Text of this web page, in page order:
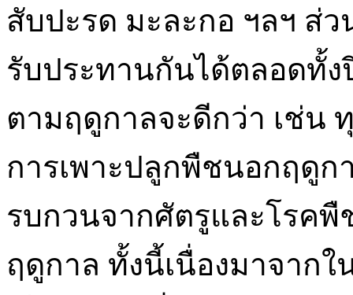
สับปะรด มะละกอ ฯลฯ ส่
รับประทานกันได้ตลอดทั้
ตามฤดูกาลจะดีกว่า เช่น
การเพาะปลูกพืชนอกฤดู
รบกวนจากศัตรูและโรคพื
ฤดูกาล ทั้งนี้เนื่องมาจากใ